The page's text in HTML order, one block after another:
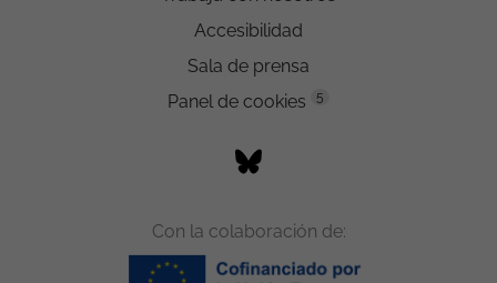
Accesibilidad
Sala de prensa
Panel de cookies
5
Con la colaboración de: